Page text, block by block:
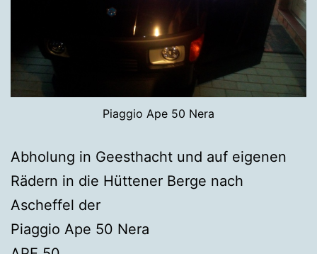
Piaggio Ape 50 Nera
Abholung in Geesthacht und auf eigenen
Rädern in die Hüttener Berge nach
Ascheffel der
Piaggio Ape 50 Nera